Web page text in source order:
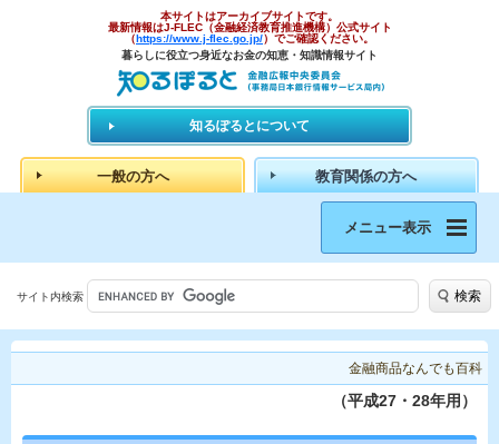
本サイトはアーカイブサイトです。
最新情報はJ-FLEC（金融経済教育推進機構）公式サイト
（https://www.j-flec.go.jp/）でご確認ください。
暮らしに役立つ身近なお金の知恵・知識情報サイト
知るぽるとについて
一般の方へ 教育関係の方へ
メニュー表示
サイト内検索 検索
金融商品なんでも百科
（平成27・28年用）